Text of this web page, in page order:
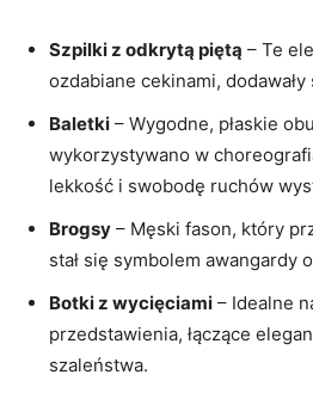
Szpilki z odkrytą piętą – Te
ozdabiane cekinami,
Baletki – Wygodne, płaskie
wykorzystywano w
lekkość i swobodę ruchów
Brogsy – Męski fason, który
stał się symbolem awangardy
Botki z wycięciami – Idealne
przedstawienia, łączące
szaleństwa.